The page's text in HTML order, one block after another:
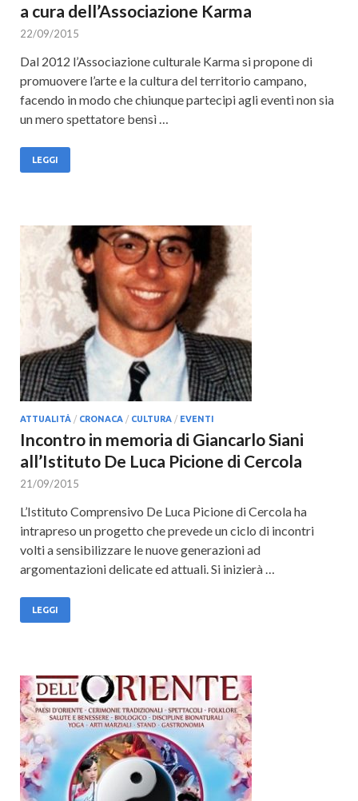
a cura dell’Associazione Karma
22/09/2015
Dal 2012 l’Associazione culturale Karma si propone di
promuovere l’arte e la cultura del territorio campano,
facendo in modo che chiunque partecipi agli eventi non sia
un mero spettatore bensì …
LEGGI
ATTUALITÀ / CRONACA / CULTURA / EVENTI
Incontro in memoria di Giancarlo Siani
all’Istituto De Luca Picione di Cercola
21/09/2015
L’Istituto Comprensivo De Luca Picione di Cercola ha
intrapreso un progetto che prevede un ciclo di incontri
volti a sensibilizzare le nuove generazioni ad
argomentazioni delicate ed attuali. Si inizierà …
LEGGI